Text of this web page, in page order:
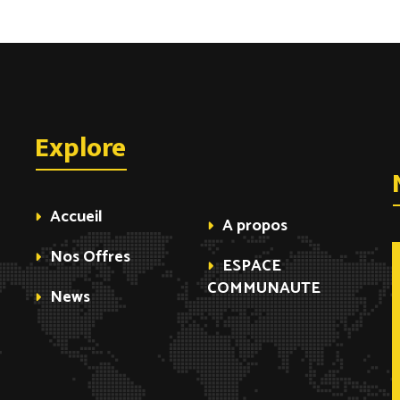
Explore
Accueil
Nos Offres
News
A propos
ESPACE
COMMUNAUTE